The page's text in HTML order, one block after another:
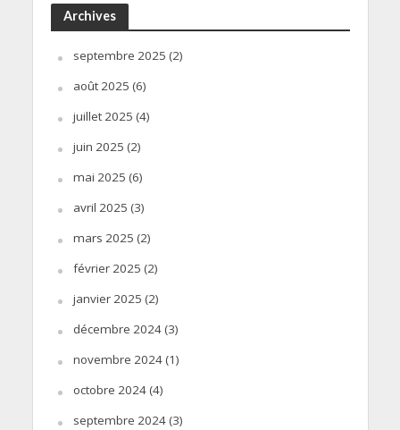
Archives
septembre 2025 (2)
août 2025 (6)
juillet 2025 (4)
juin 2025 (2)
mai 2025 (6)
avril 2025 (3)
mars 2025 (2)
février 2025 (2)
janvier 2025 (2)
décembre 2024(3)
novembre 2024(1)
octobre 2024(4)
septembre 2024(3)